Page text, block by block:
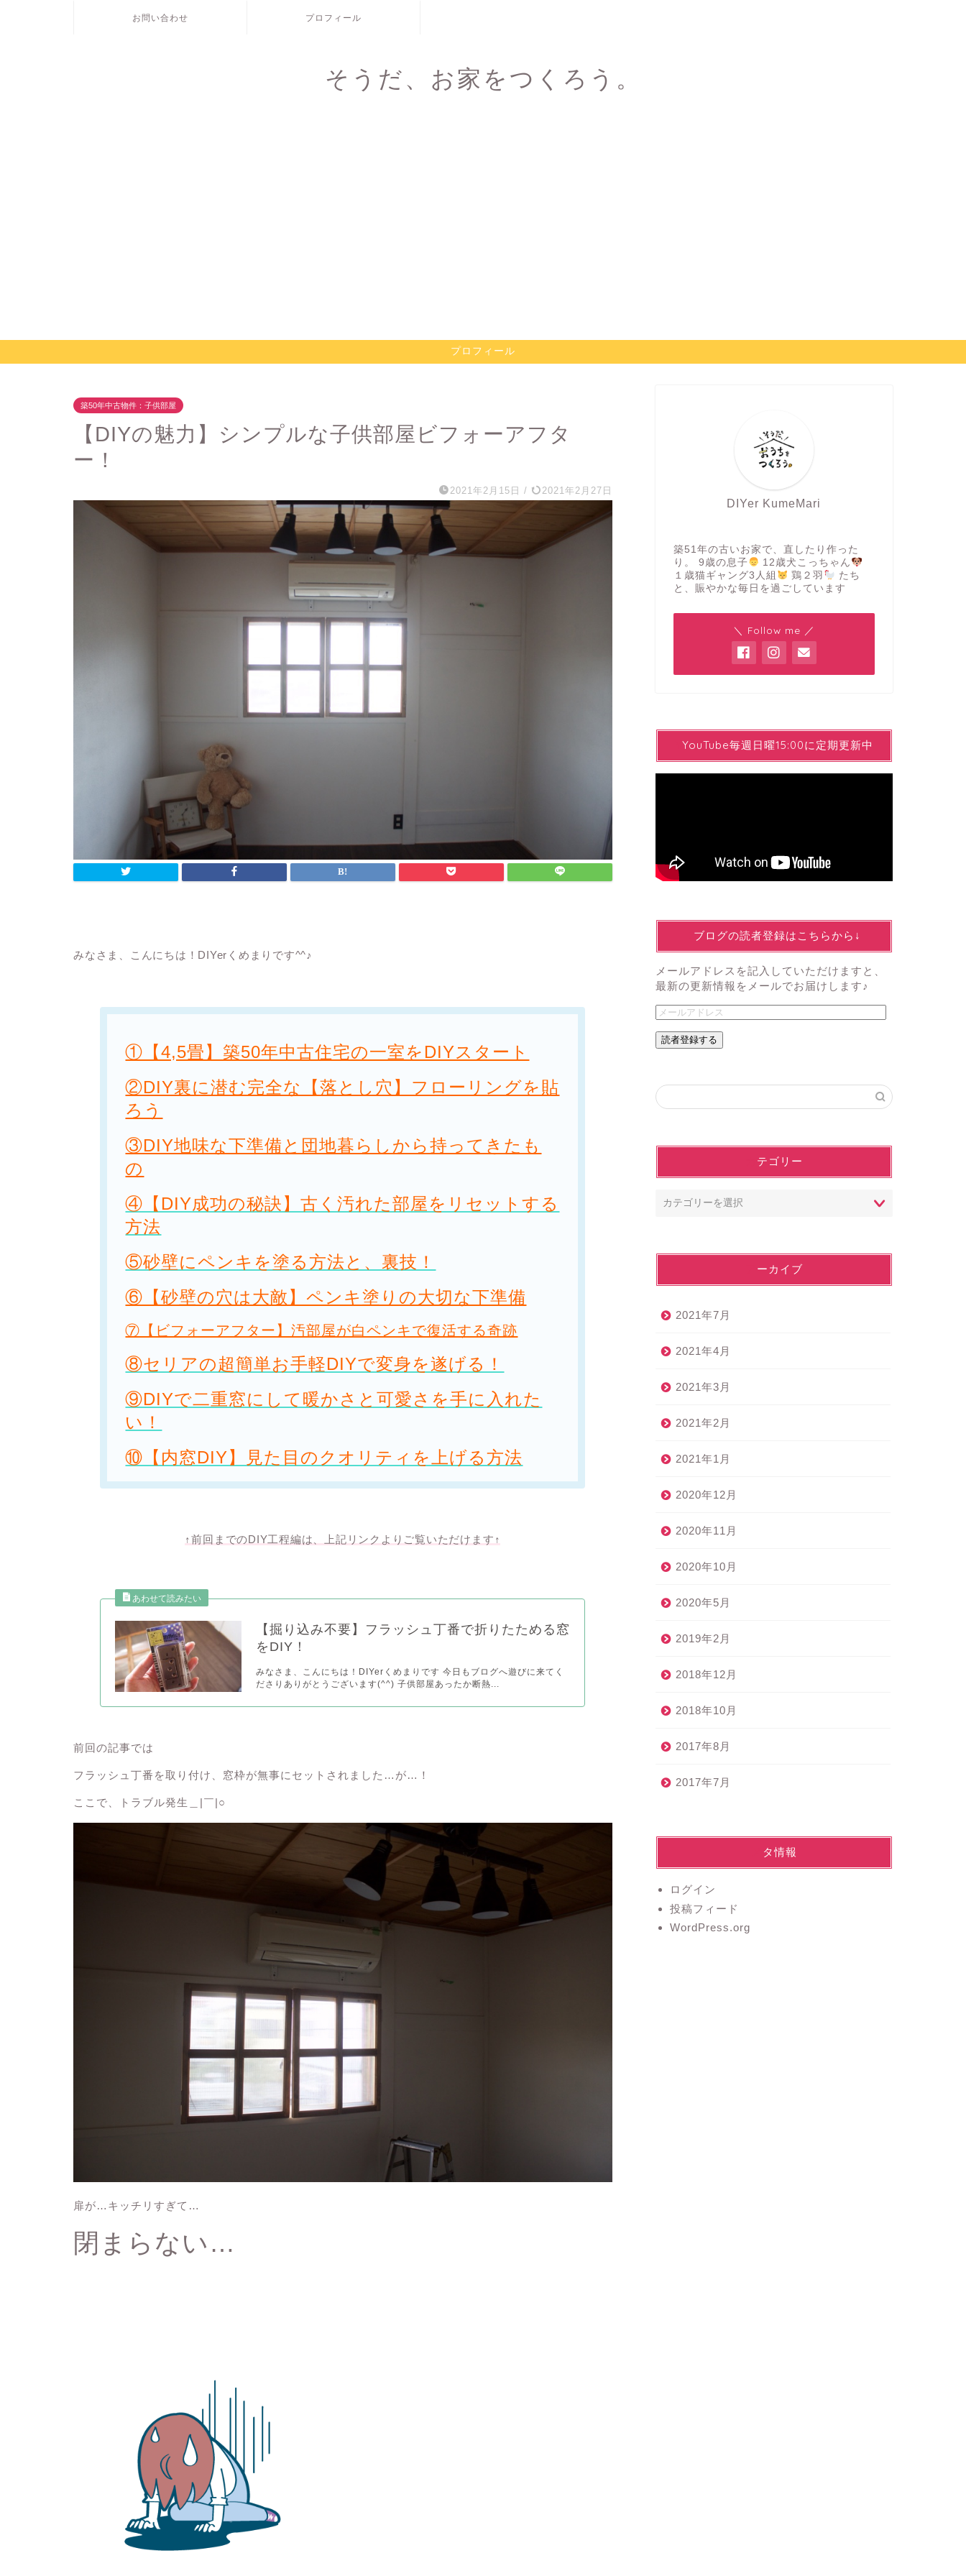
お問い合わせ プロフィール
そうだ、お家をつくろう。
プロフィール
築50年中古物件：子供部屋
【DIYの魅力】シンプルな子供部屋ビフォーアフタ
ー！
2021年2月15日 / 2021年2月27日
みなさま、こんにちは！DIYerくめまりです^^♪
①【4,5畳】築50年中古住宅の一室をDIYスタート
②DIY裏に潜む完全な【落とし穴】フローリングを貼
ろう
③DIY地味な下準備と団地暮らしから持ってきたも
の
④【DIY成功の秘訣】古く汚れた部屋をリセットする
方法
⑤砂壁にペンキを塗る方法と、裏技！
⑥【砂壁の穴は大敵】ペンキ塗りの大切な下準備
⑦【ビフォーアフター】汚部屋が白ペンキで復活する奇跡
⑧セリアの超簡単お手軽DIYで変身を遂げる！
⑨DIYで二重窓にして暖かさと可愛さを手に入れた
い！
⑩【内窓DIY】見た目のクオリティを上げる方法
↑前回までのDIY工程編は、上記リンクよりご覧いただけます↑
【掘り込み不要】フラッシュ丁番で折りたためる窓
をDIY！
みなさま、こんにちは！DIYerくめまりです 今日もブログへ遊びに来てく
ださりありがとうございます(^^) 子供部屋あったか断熱...
前回の記事では
フラッシュ丁番を取り付け、窓枠が無事にセットされました…が…！
ここで、トラブル発生＿|￣|○
扉が…キッチリすぎて…
閉まらない…
DIYer KumeMari
築51年の古いお家で、直したり作った
り。 9歳の息子
12歳犬こっちゃん
１歳猫ギャング3人組
鶏２羽
たち
と、賑やかな毎日を過ごしています
＼ Follow me ／
YYouTube毎週日曜15:00に定期更新中
↓ブログの読者登録はこちらから↓
メールアドレスを記入していただけますと、
最新の更新情報をメールでお届けします♪
読者登録する
カテゴリー
アーカイブ
2021年7月
2021年4月
2021年3月
2021年2月
2021年1月
2020年12月
2020年11月
2020年10月
2020年5月
2019年2月
2018年12月
2018年10月
2017年8月
2017年7月
メタ情報
ログイン
投稿フィード
WordPress.org